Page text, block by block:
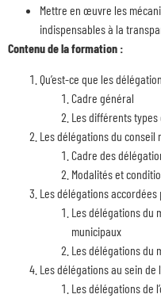
Mettre en œuvre les
indispensables à la
Contenu de la formation :
Qu’est-ce que les
Cadre général
Les différents
Les délégations du conseil
Cadre des
Modalités et
Les délégations accordées
Les délégations du
municipaux
Les délégations du
Les délégations au sein de
Les délégations de